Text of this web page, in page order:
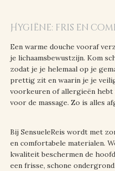
Hygiëne: fris en
Een warme douche vooraf
je lichaamsbewustzijn. Kom
zodat je je helemaal op je
prettig zit en waarin je je
voorkeuren of allergieën
voor de massage. Zo is alles
Bij SensueleReis wordt met
en comfortabele materialen.
kwaliteit beschermen de
een frisse, schone